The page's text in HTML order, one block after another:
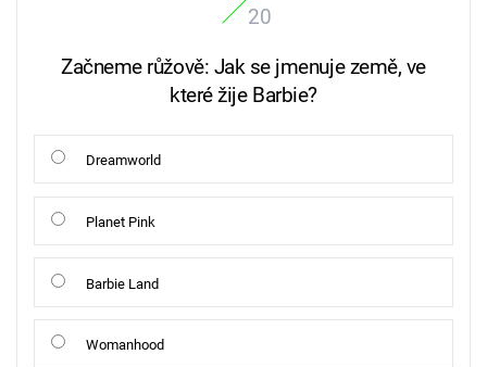
20
Začneme růžově: Jak se jmenuje země, ve
které žije Barbie?
Dreamworld
Planet Pink
Barbie Land
Womanhood